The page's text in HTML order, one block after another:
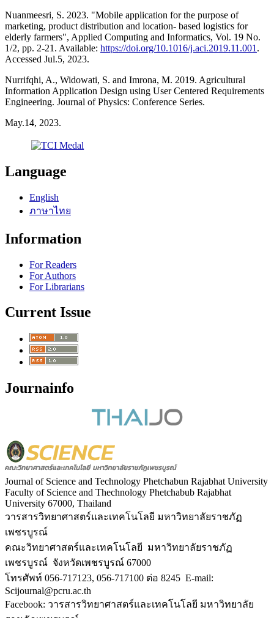
Nuanmeesri, S. 2023. "Mobile application for the purpose of
marketing, product distribution and location- based logistics for
elderly farmers", Applied Computing and Informatics, Vol. 19 No.
1/2, pp. 2-21. Available: https://doi.org/10.1016/j.aci.2019.11.001 .
Accessed Jul.5, 2023.
Nurrifqhi, A., Widowati, S. and Imrona, M. 2019. Agricultural
Information Application Design using User Centered Requirements
Engineering. Journal of Physics: Conference Series.
May.14, 2023.
Language
English
ภาษาไทย
Information
For Readers
For Authors
For Librarians
Current Issue
Journainfo
Journal of Science and Technology Phetchabun Rajabhat University
Faculty of Science and Thechnology Phetchabub Rajabhat
University 67000, Thailand
วารสารวิทยาศาสตร์และเทคโนโลยี มหาวิทยาลัยราชภัฏ
เพชรบูรณ์
คณะวิทยาศาสตร์และเทคโนโลยี มหาวิทยาลัยราชภัฏ
เพชรบูรณ์ จังหวัดเพชรบูรณ์ 67000
โทรศัพท์ 056-717123, 056-717100 ต่อ 8245 E-mail:
Scijournal@pcru.ac.th
Facebook: วารสารวิทยาศาสตร์และเทคโนโลยี มหาวิทยาลัย